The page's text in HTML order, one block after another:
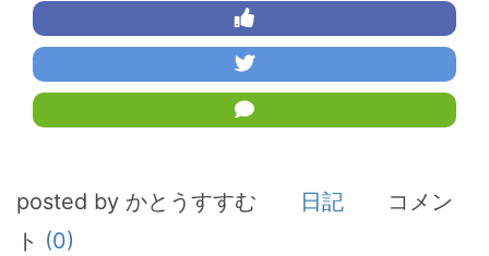
posted by かとうすすむ 日記
コメン
ト (0)